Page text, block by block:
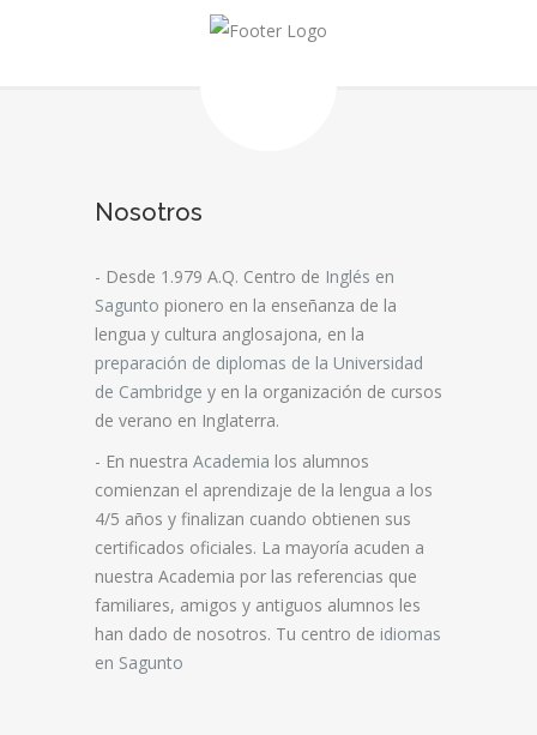
Nosotros
- Desde 1.979 A.Q. Centro de Inglés en
Sagunto pionero en la enseñanza de la
lengua y cultura anglosajona, en la
preparación de diplomas de la Universidad
de Cambridge y en la organización de cursos
de verano en Inglaterra.
- En nuestra Academia los alumnos
comienzan el aprendizaje de la lengua a los
4/5 años y finalizan cuando obtienen sus
certificados oficiales. La mayoría acuden a
nuestra Academia por las referencias que
familiares, amigos y antiguos alumnos les
han dado de nosotros. Tu centro de idiomas
en Sagunto